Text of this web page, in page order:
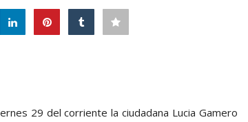
29 del corriente la ciudadana Lucia Gamero